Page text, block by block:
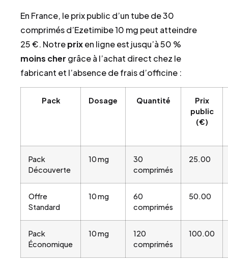
En France, le prix public d’un tube de 30
comprimés d’Ezetimibe 10 mg peut atteindre
25 €. Notreprixen ligne est jusqu’à 50 %
moins cher grâce à l’achat direct chez le
fabricant et l’absence de frais d’officine :
Pack Dosage Quantité
Prix
public
(€)
Pack
Découverte
10 mg
30
comprimés
25.00
Offre
Standard
10 mg
60
comprimés
50.00
Pack
Économique
10 mg
120
comprimés
100.00